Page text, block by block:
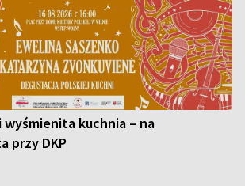
wyśmienita kuchnia – na
przy DKP